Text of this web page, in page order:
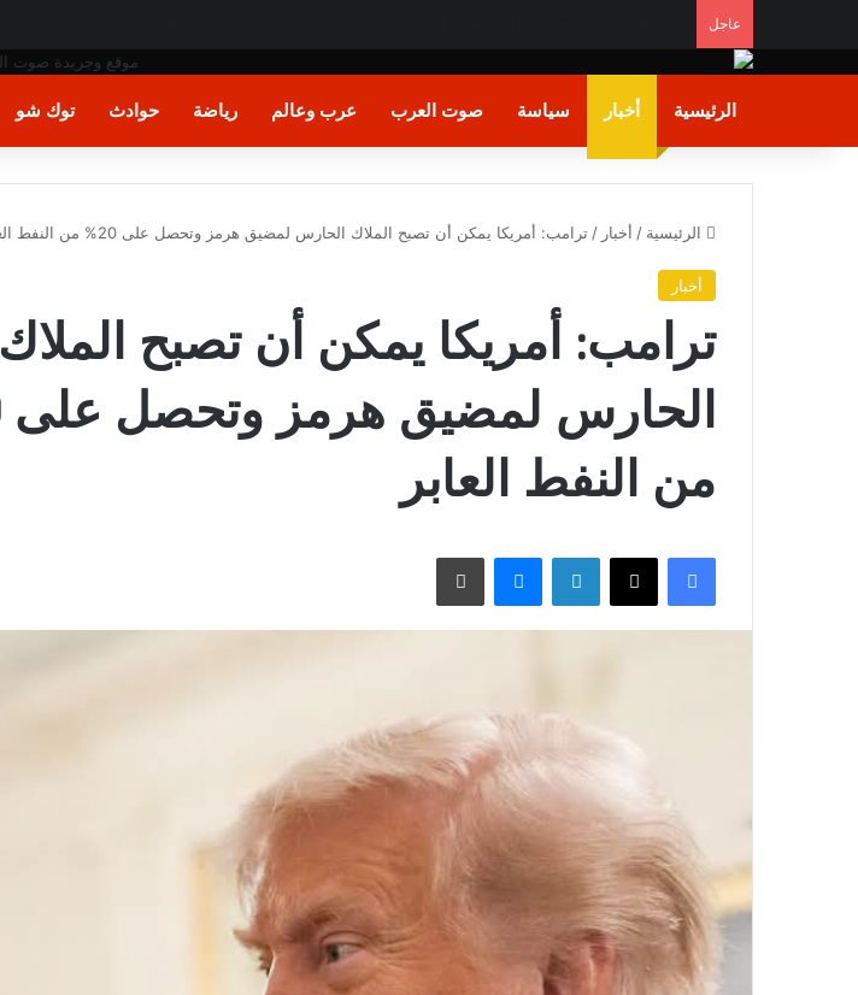
عاجل
الرئيسية أخبار سياسة صوت العرب عرب وعالم رياضة حوادث توك شو
الرئيسية / أخبار / ترامب: أمريكا يمكن أن تصبح الملاك الحارس لمضيق هرمز وتحصل على 20% من النفط العابر
أخبار
ترامب: أمريكا يمكن أن تصبح الملاك
من النفط العابر
فيسبوك X لينكدإن ماسنجر طباعة